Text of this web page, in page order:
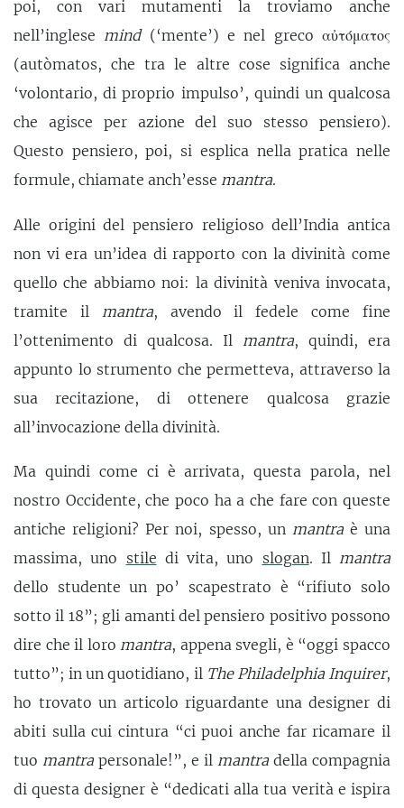
poi, con vari mutamenti la troviamo anche
nell’inglese mind(‘mente’) e nel greco αὐτόματος
(autòmatos, che tra le altre cose significa anche
‘volontario, di proprio impulso’, quindi un qualcosa
che agisce per azione del suo stesso pensiero).
Questo pensiero, poi, si esplica nella pratica nelle
formule, chiamate anch’esse mantra.
Alle origini del pensiero religioso dell’India antica
non vi era un’idea di rapporto con la divinità come
quello che abbiamo noi: la divinità veniva invocata,
tramite il
mantra, avendo il fedele come fine
l’ottenimento di qualcosa. Il mantra, quindi, era
appunto lo strumento che permetteva, attraverso la
sua recitazione, di ottenere qualcosa grazie
all’invocazione della divinità.
Ma quindi come ci è arrivata, questa parola, nel
nostro Occidente, che poco ha a che fare con queste
antiche religioni? Per noi, spesso, un mantraè una
massima, uno stile di vita, uno slogan. Il mantra
dello studente un po’ scapestrato è “rifiuto solo
sotto il 18”; gli amanti del pensiero positivo possono
dire che il loromantra, appena svegli, è “oggi spacco
tutto”; in un quotidiano, il The Philadelphia Inquirer,
ho trovato un articolo riguardante una designer di
abiti sulla cui cintura “ci puoi anche far ricamare il
tuo mantrapersonale!”, e il mantradella compagnia
di questa designer è “dedicati alla tua verità e ispira